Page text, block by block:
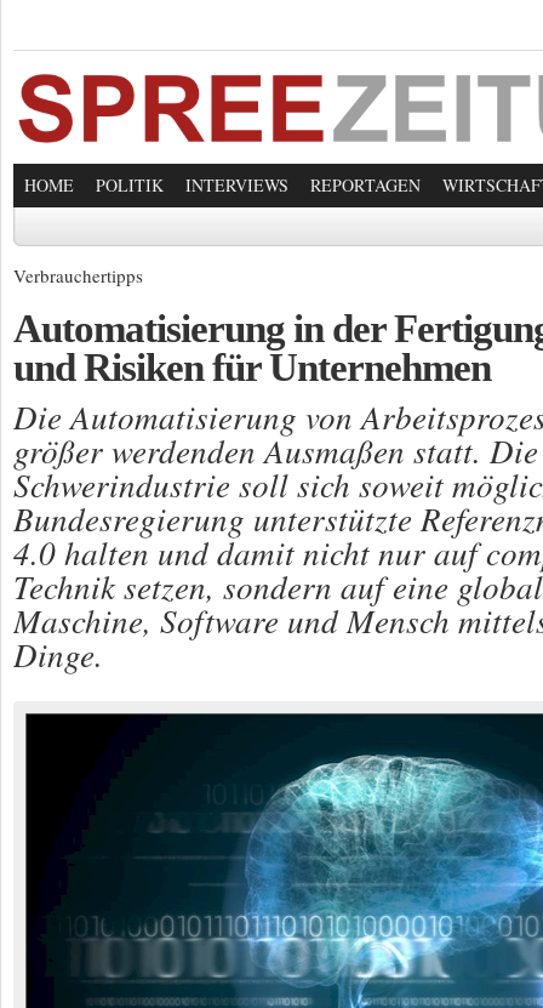
HOME POLITIK INTERVIEWS REPORTAGEN
Verbrauchertipps
Automatisierung in der
und Risiken für Unternehmen
Die Automatisierung von
größer werdenden Ausmaßen statt.
Schwerindustrie soll sich soweit
Bundesregierung unterstützte
4.0 halten und damit nicht nur auf
Technik setzen, sondern auf eine
Maschine, Software und Mensch
Dinge.